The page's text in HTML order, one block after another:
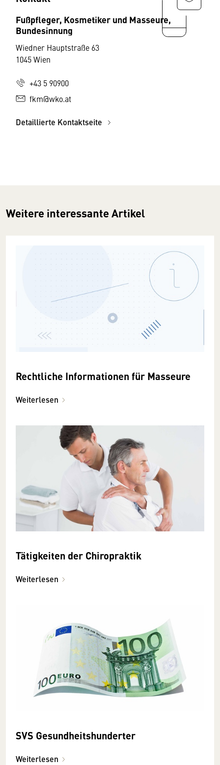
Fußpfleger, Kosmetiker und Masseure,
Bundesinnung
Wiedner Hauptstraße 63
1045 Wien
+43 5 90900
fkm@wko.at
Detaillierte Kontaktseite
Weitere interessante Artikel
Rechtliche Informationen für Masseure
Weiterlesen
Tätigkeiten der Chiropraktik
Weiterlesen
SVS Gesundheitshunderter
Weiterlesen